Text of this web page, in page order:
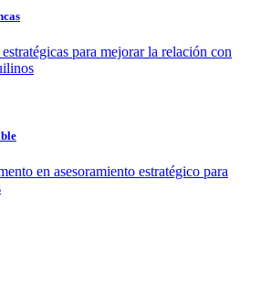
para mejorar la relación con
en asesoramiento estratégico para